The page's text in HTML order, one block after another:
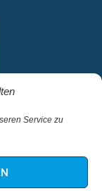
Service zu
Kontakt
Datenschutz